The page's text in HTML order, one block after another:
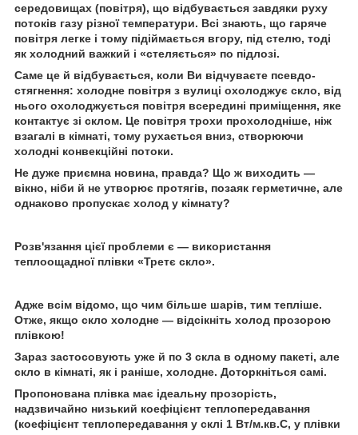
середовищах (повітря), що відбувається завдяки руху
потоків газу різної температури. Всі знають, що гаряче
повітря легке і тому підіймається вгору, під стелю, тоді
як холодний важкий і «стеляється» по підлозі.
Саме це й відбувається, коли Ви відчуваєте псевдо-
стягнення: холодне повітря з вулиці охолоджує скло, від
нього охолоджується повітря всередині приміщення, яке
контактує зі склом. Це повітря трохи прохолодніше, ніж
взагалі в кімнаті, тому рухається вниз, створюючи
холодні конвекційні потоки.
Не дуже приємна новина, правда? Що ж виходить —
вікно, ніби й не утворює протягів, позаяк герметичне, але
однаково пропускає холод у кімнату?
Розв'язання цієї проблеми є — використання
теплоощадної плівки «Третє скло».
Адже всім відомо, що чим більше шарів, тим тепліше.
Отже, якщо скло холодне — відсікніть холод прозорою
плівкою!
Зараз застосовують уже й по 3 скла в одному пакеті, але
скло в кімнаті, як і раніше, холодне. Доторкніться самі.
Пропонована плівка має ідеальну прозорість,
надзвичайно низький коефіцієнт теплопередавання
(коефіцієнт теплопередавання у склі 1 Вт/м.кв.С, у плівки